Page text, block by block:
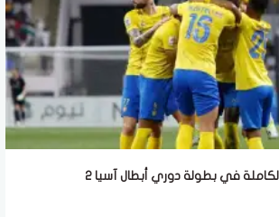
في بطولة دوري أبطال آسيا 2